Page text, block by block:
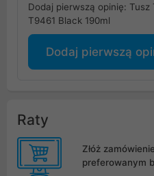
Dodaj pierwszą opinię: Tusz
T9461 Black 190ml
Dodaj pierwszą
Raty
Złóż
preferowanym